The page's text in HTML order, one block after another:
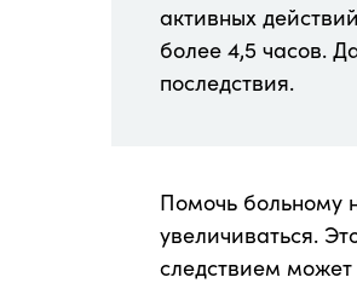
активных
более 4,5 часов.
последствия.
Помочь больному
увеличиваться.
следствием